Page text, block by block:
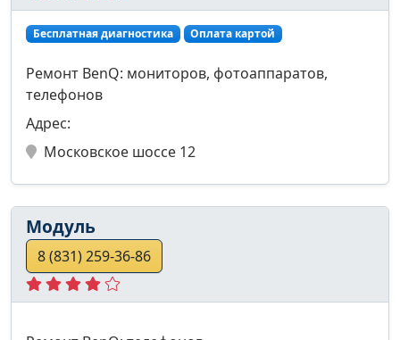
Бесплатная диагностика Оплата картой
Ремонт BenQ: мониторов, фотоаппаратов,
телефонов
Адрес:
Московское шоссе 12
Модуль
8 (831) 259-36-86